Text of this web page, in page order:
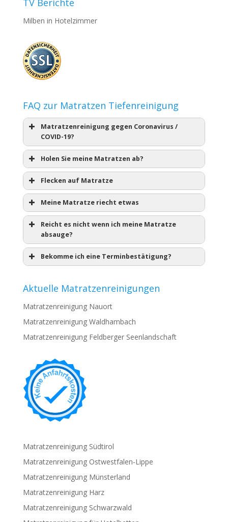
TV Berichte
Milben in Hotelzimmer
FAQ zur Matratzen Tiefenreinigung
Matratzenreinigung gegen Coronavirus /
COVID-19?
Holen Sie meine Matratzen ab?
Flecken auf Matratze
Meine Matratze riecht etwas
Reicht es nicht wenn ich meine Matratze
absauge?
Bekomme ich eine Terminbestätigung?
Aktuelle Matratzenreinigungen
Matratzenreinigung Nauort
Matratzenreinigung Waldhambach
Matratzenreinigung Feldberger Seenlandschaft
Matratzenreinigung Südtirol
Matratzenreinigung Ostwestfalen-Lippe
Matratzenreinigung Münsterland
Matratzenreinigung Harz
Matratzenreinigung Schwarzwald